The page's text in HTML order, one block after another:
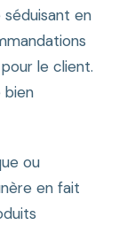
séduisant en
le client.
bien
ou
en fait